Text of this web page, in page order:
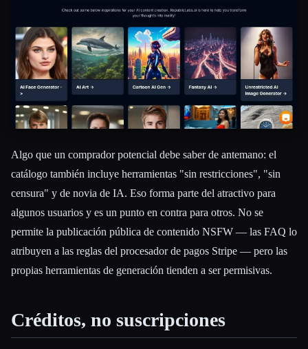
Algo que un comprador potencial debe saber de antemano: el
catálogo también incluye herramientas "sin restricciones", "sin
censura" y de novia de IA. Eso forma parte del atractivo para
algunos usuarios y es un punto en contra para otros. No se
permite la publicación pública de contenido NSFW — las FAQ lo
atribuyen a las reglas del procesador de pagos Stripe — pero las
propias herramientas de generación tienden a ser permisivas.
Créditos, no suscripciones